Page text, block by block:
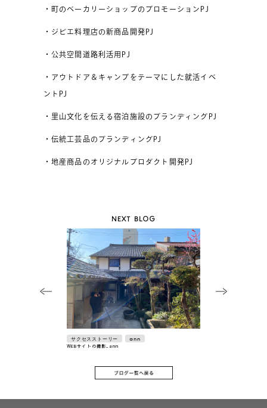
・町のベーカリーショップのプロモーションPJ
・ジビエ料理店の新商品開発PJ
・公共空間道路利活用PJ
・アウトドア＆キャンプをテーマにした就活イベ
ントPJ
・里山文化を伝える宿泊施設のブランディングPJ
・伝統工芸品のブランディングPJ
・地産商品のオリジナルプロダクト開発PJ
NEXT BLOG
サクセスストーリー
ann
WEBサイトの撮影_ann